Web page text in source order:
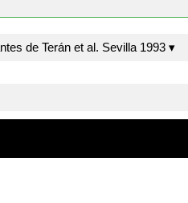
Collantes de Terán et al. Sevilla 1993 ▾